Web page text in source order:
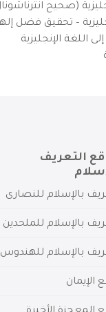
(صحيح
– تحقيق فضل
اللغة الإنجليزية
التعريف
بالإسلام للنصارى
بالإسلام للملحدين
بالإسلام للهندوس
الإيمان